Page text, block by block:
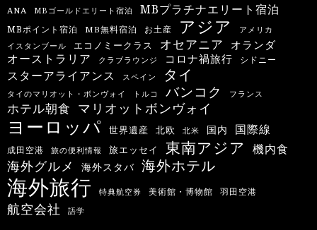
ANA MBゴールドエリート宿泊 MBプラチナエリート宿泊
MBポイント宿泊 MB無料宿泊 お土産 アジア アメリカ
イスタンブール エコノミークラス オセアニア オランダ
オーストラリア クラブラウンジ コロナ禍旅行 シドニー
スターアライアンス スペイン タイ
タイのマリオット・ボンヴォイ トルコ バンコク フランス
ホテル朝食 マリオットボンヴォイ
ヨーロッパ 世界遺産 北欧 北米 国内 国際線
成田空港 旅の便利情報 旅エッセイ 東南アジア 機内食
海外グルメ 海外スタバ 海外ホテル
海外旅行 特典航空券 美術館・博物館 羽田空港
航空会社 語学